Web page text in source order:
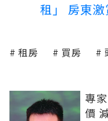
租」 房東
租房 買房
專
價